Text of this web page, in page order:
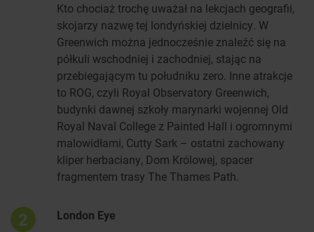
Kto chociaż trochę uważał na lekcjach geografii,
skojarzy nazwę tej londyńskiej dzielnicy. W
Greenwich można jednocześnie znaleźć się na
półkuli wschodniej i zachodniej, stając na
przebiegającym tu południku zero. Inne atrakcje
to ROG, czyli Royal Observatory Greenwich,
budynki dawnej szkoły marynarki wojennej Old
Royal Naval College z Painted Hall i ogromnymi
malowidłami, Cutty Sark – ostatni zachowany
kliper herbaciany, Dom Królowej, spacer
fragmentem trasy The Thames Path.
2 London Eye